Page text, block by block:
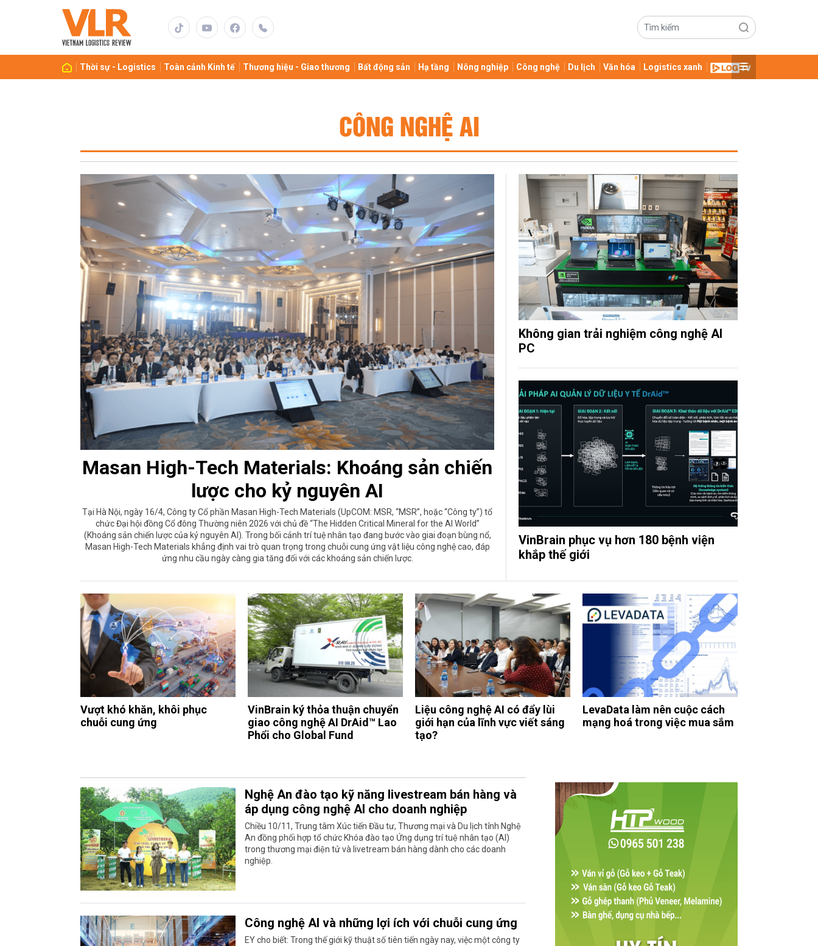
Thời sự - Logistics Toàn cảnh Kinh tế Thương hiệu - Giao thương Bất động sản Hạ tầng Nông nghiệp Công nghệ Du lịch Văn hóa Logistics xanh
CÔNG NGHỆ AI
Masan High-Tech Materials: Khoáng sản chiến
lược cho kỷ nguyên AI
Tại Hà Nội, ngày 16/4, Công ty Cổ phần Masan High-Tech Materials (UpCOM: MSR, “MSR”, hoặc “Công ty”) tổ
chức Đại hội đồng Cổ đông Thường niên 2026 với chủ đề “The Hidden Critical Mineral for the AI World”
(Khoáng sản chiến lược của kỷ nguyên AI). Trong bối cảnh trí tuệ nhân tạo đang bước vào giai đoạn bùng nổ,
Masan High-Tech Materials khẳng định vai trò quan trọng trong chuỗi cung ứng vật liệu công nghệ cao, đáp
ứng nhu cầu ngày càng gia tăng đối với các khoáng sản chiến lược.
Không gian trải nghiệm công nghệ AI
PC
VinBrain phục vụ hơn 180 bệnh viện
khắp thế giới
Vượt khó khăn, khôi phục
chuỗi cung ứng
VinBrain ký thỏa thuận chuyển
giao công nghệ AI DrAid™ Lao
Phổi cho Global Fund
Liệu công nghệ AI có đẩy lùi
giới hạn của lĩnh vực viết sáng
tạo?
LevaData làm nên cuộc cách
mạng hoá trong việc mua sắm
Nghệ An đào tạo kỹ năng livestream bán hàng và
áp dụng công nghệ AI cho doanh nghiệp
Chiều 10/11, Trung tâm Xúc tiến Đầu tư, Thương mại và Du lịch tỉnh Nghệ
An đồng phối hợp tổ chức Khóa đào tạo Ứng dụng trí tuệ nhân tạo (AI)
trong thương mại điện tử và livetream bán hàng dành cho các doanh
nghiệp.
Công nghệ AI và những lợi ích với chuỗi cung ứng
EY cho biết: Trong thế giới kỹ thuật số tiên tiến ngày nay, việc một công ty